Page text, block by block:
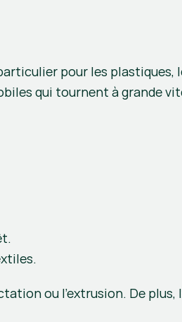
pour les plastiques,
qui tournent à grande
ou l’extrusion. De plus,